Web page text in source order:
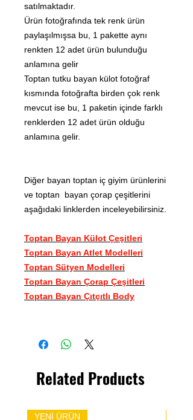
satılmaktadır.
Ürün fotoğrafında tek renk ürün
paylaşılmışsa bu, 1 pakette aynı
renkten 12 adet ürün bulunduğu
anlamına gelir
Toptan tutku bayan külot fotoğraf
kısmında fotoğrafta birden çok renk
mevcut ise bu, 1 paketin içinde farklı
renklerden 12 adet ürün olduğu
anlamına gelir.
Diğer bayan toptan iç giyim ürünlerini
ve toptan bayan çorap çeşitlerini
aşağıdaki linklerden inceleyebilirsiniz.
Toptan Bayan Külot Çeşitleri
Toptan Bayan Atlet Modelleri
Toptan Sütyen Modelleri
Toptan Bayan Çorap Çeşitleri
Toptan Bayan Çıtçıtlı Body
Related Products
YENİ ÜRÜN